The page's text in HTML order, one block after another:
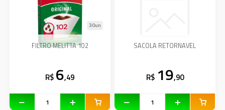
FILTRO MELITTA 102
30un
R$ 6,49
SACOLA RETORNAVEL
R$ 19,90